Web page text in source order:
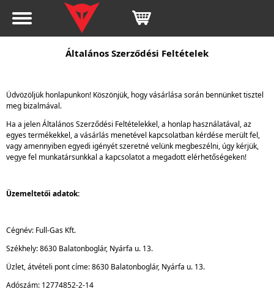
Általános Szerződési Feltételek
Üdvözöljük honlapunkon! Köszönjük, hogy vásárlása során bennünket tisztel
meg bizalmával.
Ha a jelen Általános Szerződési Feltételekkel, a honlap használatával, az
egyes termékekkel, a vásárlás menetével kapcsolatban kérdése merült fel,
vagy amennyiben egyedi igényét szeretné velünk megbeszélni, úgy kérjük,
vegye fel munkatársunkkal a kapcsolatot a megadott elérhetőségeken!
Üzemeltetői adatok:
Cégnév: Full-Gas Kft.
Székhely: 8630 Balatonboglár, Nyárfa u. 13.
Üzlet, átvételi pont címe: 8630 Balatonboglár, Nyárfa u. 13.
Adószám: 12774852-2-14